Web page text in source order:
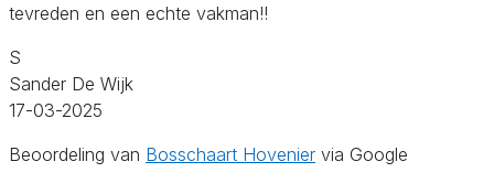
tevreden en een echte vakman!!
S
Sander De Wijk
17-03-2025
Beoordeling van Bosschaart Hovenier via Google